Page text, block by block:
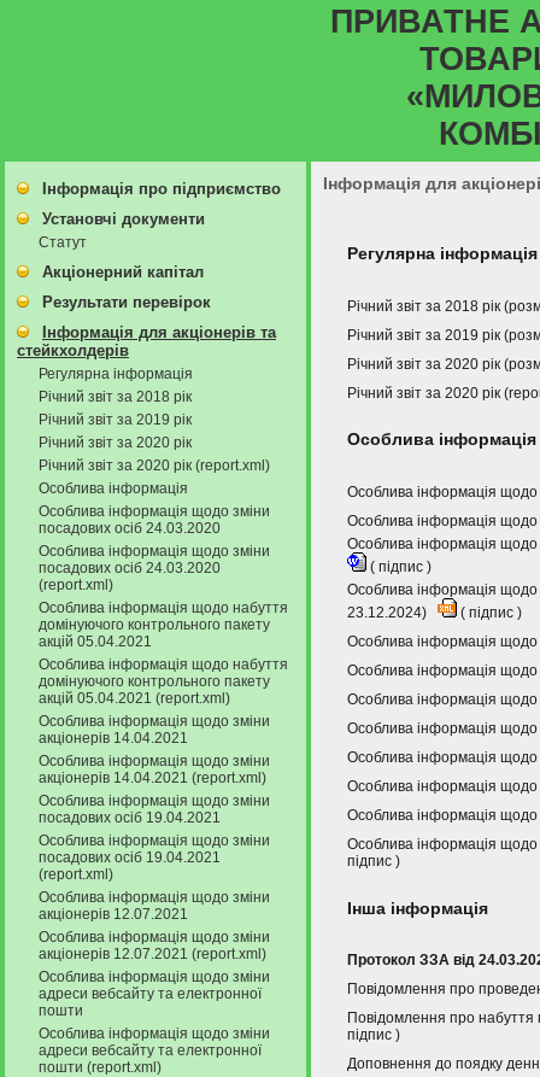
ПРИВАТНЕ
Інформація про підприємство
Установчі документи
Статут
Акціонерний капітал
Результати перевірок
Інформація для акціонерів та
стейкхолдерів
Регулярна інформація
Річний звіт за 2018 рік
Річний звіт за 2019 рік
Річний звіт за 2020 рік
Річний звіт за 2020 рік (report.xml)
Особлива інформація
Особлива інформація щодо зміни
посадових осіб 24.03.2020
Особлива інформація щодо зміни
посадових осіб 24.03.2020
(report.xml)
Особлива інформація щодо набуття
домінуючого контрольного пакету
акцій 05.04.2021
Особлива інформація щодо набуття
домінуючого контрольного пакету
акцій 05.04.2021 (report.xml)
Особлива інформація щодо зміни
акціонерів 14.04.2021
Особлива інформація щодо зміни
акціонерів 14.04.2021 (report.xml)
Особлива інформація щодо зміни
посадових осіб 19.04.2021
Особлива інформація щодо зміни
посадових осіб 19.04.2021
(report.xml)
Особлива інформація щодо зміни
акціонерів 12.07.2021
Особлива інформація щодо зміни
акціонерів 12.07.2021 (report.xml)
Особлива інформація щодо зміни
адреси вебсайту та електронної
пошти
Особлива інформація щодо зміни
адреси вебсайту та електронної
пошти (report.xml)
Інформація для
Регулярна інформація
Річний звіт за 2018 рік
Річний звіт за 2019 рік
Річний звіт за 2020 рік
Річний звіт за 2020 рік
Особлива інформація
Особлива інформація
Особлива інформація
Особлива інформація щодо
( підпис )
Особлива інформація щодо
23.12.2024)
( підпис )
Особлива інформація щодо
Особлива інформація щодо
Особлива інформація
Особлива інформація
Особлива інформація щодо
Особлива інформація щодо
Особлива інформація
Особлива інформація
підпис )
Інша інформація
Протокол ЗЗА від
Повідомлення про
Повідомлення про набуття
підпис )
Доповнення до поядку